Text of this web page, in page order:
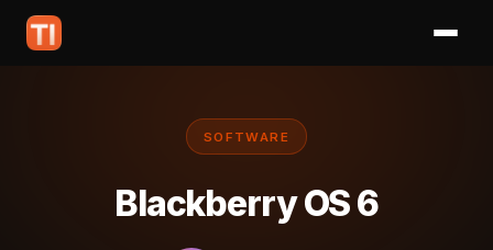
SOFTWARE
Blackberry OS 6